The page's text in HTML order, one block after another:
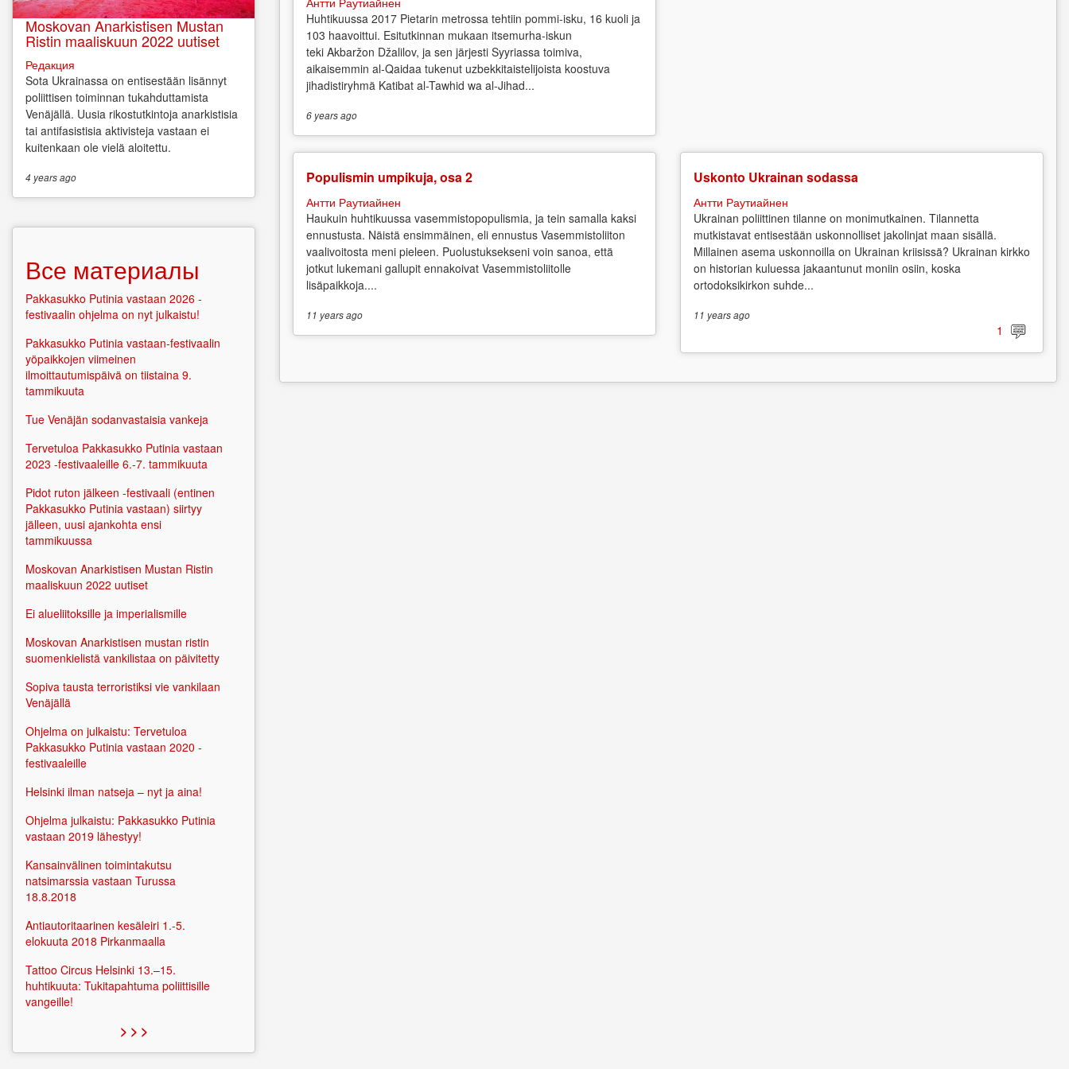
Huhtikuussa 2017 Pietarin metrossa tehtiin pommi-isku, 16 kuoli ja
103 haavoittui. Esitutkinnan mukaan itsemurha-iskun
teki Akbaržon Džalilov, ja sen järjesti Syyriassa toimiva,
aikaisemmin al-Qaidaa tukenut uzbekkitaistelijoista koostuva
jihadistiryhmä Katibat al-Tawhid wa al-Jihad...
6 yearsago
Populismin umpikuja, osa 2
Антти Раутиайнен
Haukuin huhtikuussa vasemmistopopulismia, ja tein samalla kaksi
ennustusta. Näistä ensimmäinen, eli ennustus Vasemmistoliiton
vaalivoitosta meni pieleen. Puolustuksekseni voin sanoa, että
jotkut lukemani gallupit ennakoivat Vasemmistoliitolle
lisäpaikkoja....
11 yearsago
Uskonto Ukrainan sodassa
Антти Раутиайнен
Ukrainan poliittinen tilanne on monimutkainen. Tilannetta
mutkistavat entisestään uskonnolliset jakolinjat maan sisällä.
Millainen asema uskonnoilla on Ukrainan kriisissä? Ukrainan kirkko
on historian kuluessa jakaantunut moniin osiin, koska
ortodoksikirkon suhde...
11 yearsago
1
Moskovan Anarkistisen Mustan
Ristin maaliskuun 2022 uutiset
Редакция
Sota Ukrainassa on entisestään lisännyt
poliittisen toiminnan tukahduttamista
Venäjällä. Uusia rikostutkintoja anarkistisia
tai antifasistisia aktivisteja vastaan ei
kuitenkaan ole vielä aloitettu.
4 yearsago
Все материалы
Pakkasukko Putinia vastaan 2026 -
festivaalin ohjelma on nyt julkaistu!
Pakkasukko Putinia vastaan-festivaalin
yöpaikkojen viimeinen
ilmoittautumispäivä on tiistaina 9.
tammikuuta
Tue Venäjän sodanvastaisia vankeja
Tervetuloa Pakkasukko Putinia vastaan
2023 -festivaaleille 6.-7. tammikuuta
Pidot ruton jälkeen -festivaali (entinen
Pakkasukko Putinia vastaan) siirtyy
jälleen, uusi ajankohta ensi
tammikuussa
Moskovan Anarkistisen Mustan Ristin
maaliskuun 2022 uutiset
Ei alueliitoksille ja imperialismille
Moskovan Anarkistisen mustan ristin
suomenkielistä vankilistaa on päivitetty
Sopiva tausta terroristiksi vie vankilaan
Venäjällä
Ohjelma on julkaistu: Tervetuloa
Pakkasukko Putinia vastaan 2020 -
festivaaleille
Helsinki ilman natseja – nyt ja aina!
Ohjelma julkaistu: Pakkasukko Putinia
vastaan 2019 lähestyy!
Kansainvälinen toimintakutsu
natsimarssia vastaan Turussa
18.8.2018
Antiautoritaarinen kesäleiri 1.-5.
elokuuta 2018 Pirkanmaalla
Tattoo Circus Helsinki 13.–15.
huhtikuuta: Tukitapahtuma poliittisille
vangeille!
> > >